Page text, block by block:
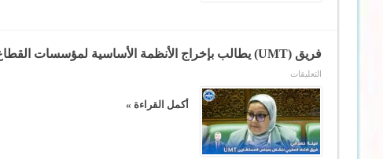
مغلقةفريق (UMT) يطالب بإخراج الأنظمة الأساسية لمؤسسات القطاع الفلاحي والوزير يتعهد بالتعجيل بإخراجها
التعليقات
(UMT)
يطالب
بإخراج
الأنظمة
الأساسية
لمؤسسات
القطاع
أكمل القراءة »